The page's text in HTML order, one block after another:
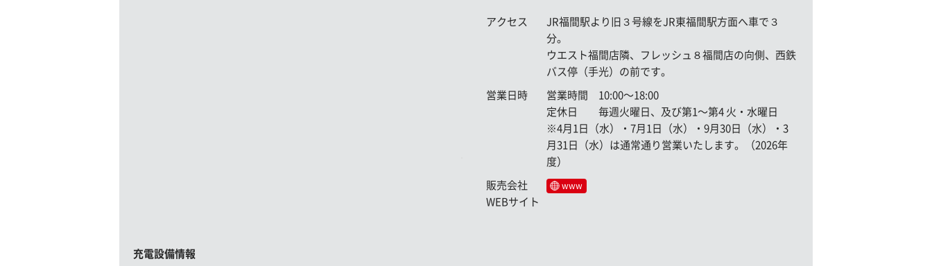
アクセス
JR福間駅より旧３号線をJR東福間駅方面へ車で３
分。
ウエスト福間店隣、フレッシュ８福間店の向側、西鉄
バス停（手光）の前です。
営業日時
営業時間 10:00〜18:00
定休日 毎週火曜日、及び第1〜第4 火・水曜日
※4月1日（水）・7月1日（水）・9月30日（水）・3
月31日（水）は通常通り営業いたします。（2026年
度）
販売会社
WEBサイト
www
充電設備情報